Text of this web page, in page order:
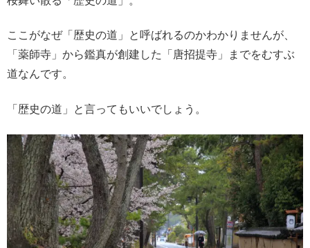
ここがなぜ「歴史の道」と呼ばれるのかわかりませんが、
「薬師寺」から鑑真が創建した「唐招提寺」までをむすぶ
道なんです。
「歴史の道」と言ってもいいでしょう。